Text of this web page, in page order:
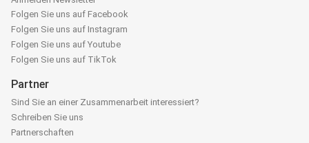
Folgen Sie uns auf Facebook
Folgen Sie uns auf Instagram
Folgen Sie uns auf Youtube
Folgen Sie uns auf TikTok
Partner
Sind Sie an einer Zusammenarbeit interessiert?
Schreiben Sie uns
Partnerschaften